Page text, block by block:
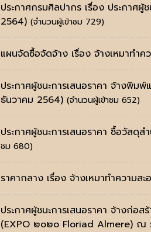
ประกาศกรมศิลปากร เรื่อง ประกาศผู้
2564) (จำนวนผู้เข้าชม 729)
แผนจัดซื้อจัดจ้าง เรื่อง จ้างเหมาทำ
ประกาศผู้ชนะการเสนอราคา จ้างพิ
ธันวาคม 2564) (จำนวนผู้เข้าชม 652)
ประกาศผู้ชนะการเสนอราคา ซื้อวัสดุ
ชม 680)
ราคากลาง เรื่อง จ้างเหมาทำความ
ประกาศผู้ชนะการเสนอราคา จ้างก่
(EXPO ๒๐๒๐ Floriad Almere) ณ